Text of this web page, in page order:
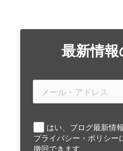
最新情
はい、ブログ最新情
プライバシー・ポリシー
撤回できます